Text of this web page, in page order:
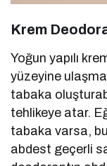
Krem
Yoğun yapılı
yüzeyine
tabaka
tehlikeye atar.
tabaka varsa,
abdest geçerli